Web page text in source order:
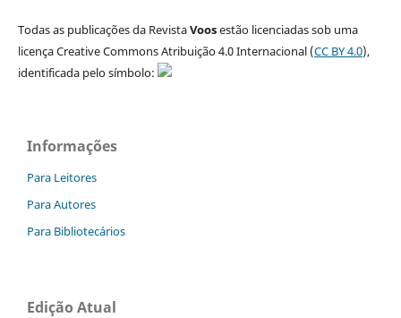
Todas as publicações da RevistaVoosestão licenciadas sob uma
licença Creative Commons Atribuição 4.0 Internacional (CC BY 4.0),
identificada pelo símbolo:
Informações
Para Leitores
Para Autores
Para Bibliotecários
Edição Atual